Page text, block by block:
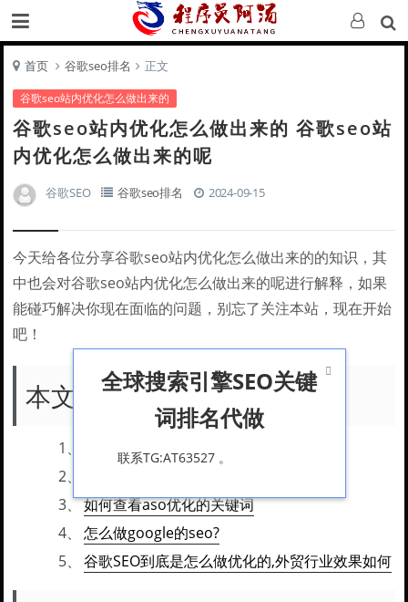
首页 谷歌seo排名 正文
谷歌seo站内优化怎么做出来的
谷歌seo站内优化怎么做出来的 谷歌seo站
内优化怎么做出来的呢
谷歌SEO 谷歌seo排名 2024-09-15
今天给各位分享谷歌seo站内优化怎么做出来的的知识，其
中也会对谷歌seo站内优化怎么做出来的呢进行解释，如果
能碰巧解决你现在面临的问题，别忘了关注本站，现在开始
吧！
本文目录一览：
1、
谷歌SEO优化怎么做
2、
3、如何查看aso优化的关键词
4、
怎么做google的seo?
5、
谷歌SEO到底是怎么做优化的,外贸行业效果如何

全球搜索引擎SEO关键
词排名代做
联系TG:AT63527 。